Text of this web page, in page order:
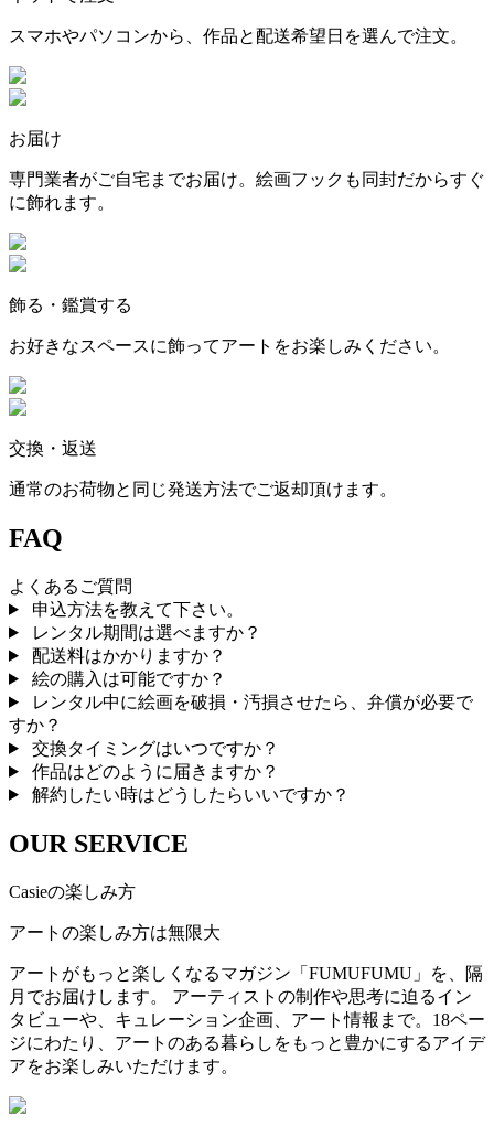
スマホやパソコンから、作品と配送希望日を選んで注文。
お届け
専門業者がご自宅までお届け。絵画フックも同封だからすぐ
に飾れます。
飾る・鑑賞する
お好きなスペースに飾ってアートをお楽しみください。
交換・返送
通常のお荷物と同じ発送方法でご返却頂けます。
FAQ
よくあるご質問
申込方法を教えて下さい。
レンタル期間は選べますか？
配送料はかかりますか？
絵の購入は可能ですか？
レンタル中に絵画を破損・汚損させたら、弁償が必要で
すか？
交換タイミングはいつですか？
作品はどのように届きますか？
解約したい時はどうしたらいいですか？
OUR SERVICE
Casieの楽しみ方
アートの楽しみ方は無限大
アートがもっと楽しくなるマガジン「FUMUFUMU」を、隔
月でお届けします。 アーティストの制作や思考に迫るイン
タビューや、キュレーション企画、アート情報まで。18ペー
ジにわたり、アートのある暮らしをもっと豊かにするアイデ
アをお楽しみいただけます。